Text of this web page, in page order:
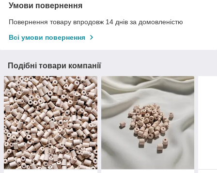
Умови повернення
Повернення товару впродовж 14 днів за домовленістю
Всі умови повернення
Подібні товари компанії